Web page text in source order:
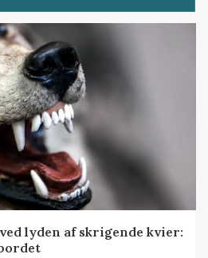
lyden af skrigende kvier: